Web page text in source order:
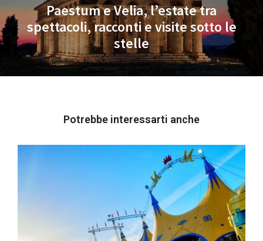
Next
post:
Paestum e Velia, l’estate tra
spettacoli, racconti e visite sotto le
stelle
Potrebbe interessarti anche